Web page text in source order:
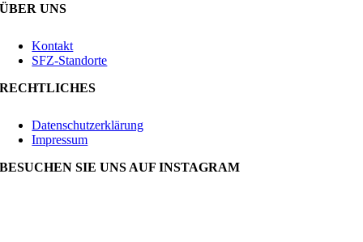
ÜBER UNS
Kontakt
SFZ-Standorte
RECHTLICHES
Datenschutzerklärung
Impressum
BESUCHEN SIE UNS AUF INSTAGRAM